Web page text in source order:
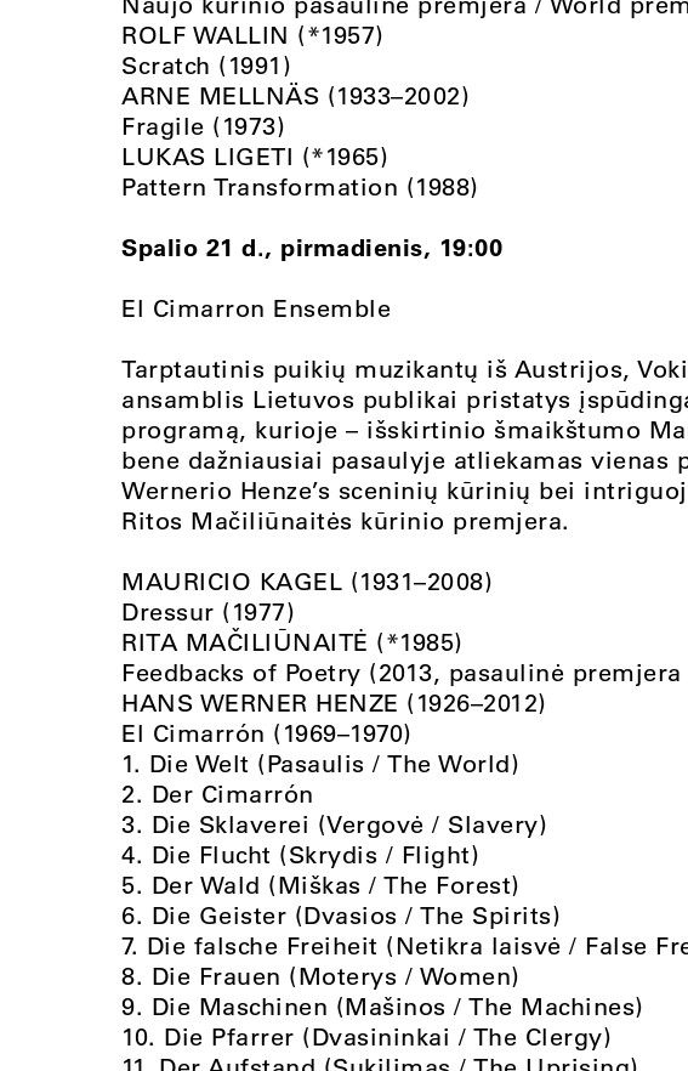
ROLF WALLIN (*1957)
Scratch (1991)
ARNE MELLNÄS (1933–2002)
Fragile (1973)
LUKAS LIGETI (*1965)
Pattern Transformation (1988)
Spalio 21 d., pirmadienis, 19:00
El Cimarron Ensemble
Tarptautinis puikių muzikantų iš Austrijos,
ansamblis Lietuvos publikai pristatys
programą, kurioje – išskirtinio šmaikštumo
bene dažniausiai pasaulyje atliekamas vienas
Wernerio Henze’s sceninių kūrinių bei
Ritos Mačiliūnaitės kūrinio premjera.
MAURICIO KAGEL (1931–2008)
Dressur (1977)
RITA MAČILIŪNAITĖ (*1985)
Feedbacks of Poetry (2013, pasaulinė
HANS WERNER HENZE (1926–2012)
El Cimarrón (1969–1970)
1. Die Welt (Pasaulis / The World)
2. Der Cimarrón
3. Die Sklaverei (Vergovė / Slavery)
4. Die Flucht (Skrydis / Flight)
5. Der Wald (Miškas / The Forest)
6. Die Geister (Dvasios / The Spirits)
7. Die falsche Freiheit (Netikra laisvė / False
8. Die Frauen (Moterys / Women)
9. Die Maschinen (Mašinos / The Machines)
10. Die Pfarrer (Dvasininkai / The Clergy)